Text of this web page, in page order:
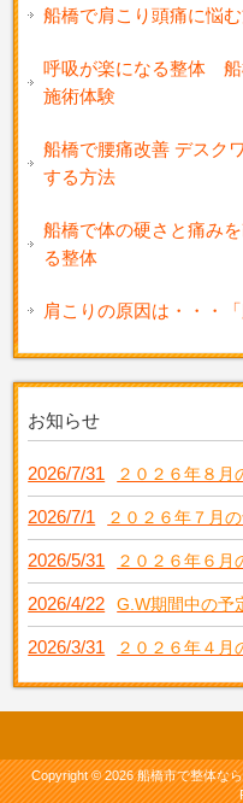
船橋で肩こり頭痛に悩
呼吸が楽になる整体 船
施術体験
船橋で腰痛改善 デスク
する方法
船橋で体の硬さと痛み
る整体
肩こりの原因は・・・「
お知らせ
2026/7/31 ２０２６年８月
2026/7/1 ２０２６年７月
2026/5/31 ２０２６年６月
2026/4/22 G.W期間中の予
2026/3/31 ２０２６年４月
Copyright © 2026 船橋市で整体な